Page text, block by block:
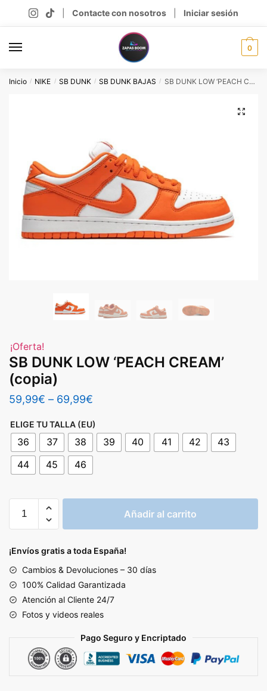
Contacte con nosotros Iniciar sesión
0
Inicio / NIKE / SB DUNK / SB DUNK BAJAS / SB DUNK LOW ‘PEACH CREAM’ (copia)
🔍
¡Oferta!
SB DUNK LOW ‘PEACH CREAM’
(copia)
59,99€ – 69,99€
ELIGE TU TALLA (EU)
36 37 38 39 40 41 42
43
44
45 46
DUNK
'PEACH
(copia)
cantidad
Añadir al carrito
¡Envíos gratis a toda España!
Cambios & Devoluciones – 30 días
100% Calidad Garantizada
Atención al Cliente 24/7
Fotos y videos reales
Pago Seguro y Encriptado